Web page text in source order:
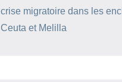
crise migratoire dans les
Ceuta et Melilla